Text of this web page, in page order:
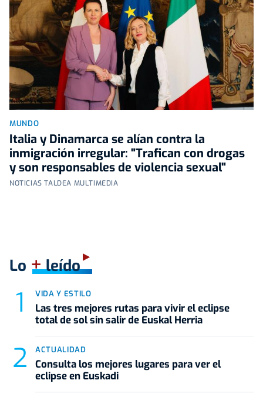
MUNDO
Italia y Dinamarca se alían contra la
inmigración irregular: "Trafican con drogas
y son responsables de violencia sexual"
NOTICIAS TALDEA MULTIMEDIA
Lo +leído
VIDA Y ESTILO
Las tres mejores rutas para vivir el eclipse
total de sol sin salir de Euskal Herria
ACTUALIDAD
Consulta los mejores lugares para ver el
eclipse en Euskadi